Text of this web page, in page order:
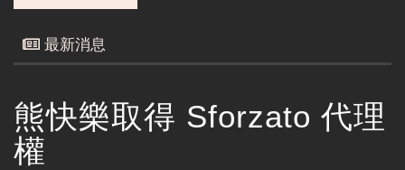
最新消息
熊快樂取得 Sforzato 代理
權